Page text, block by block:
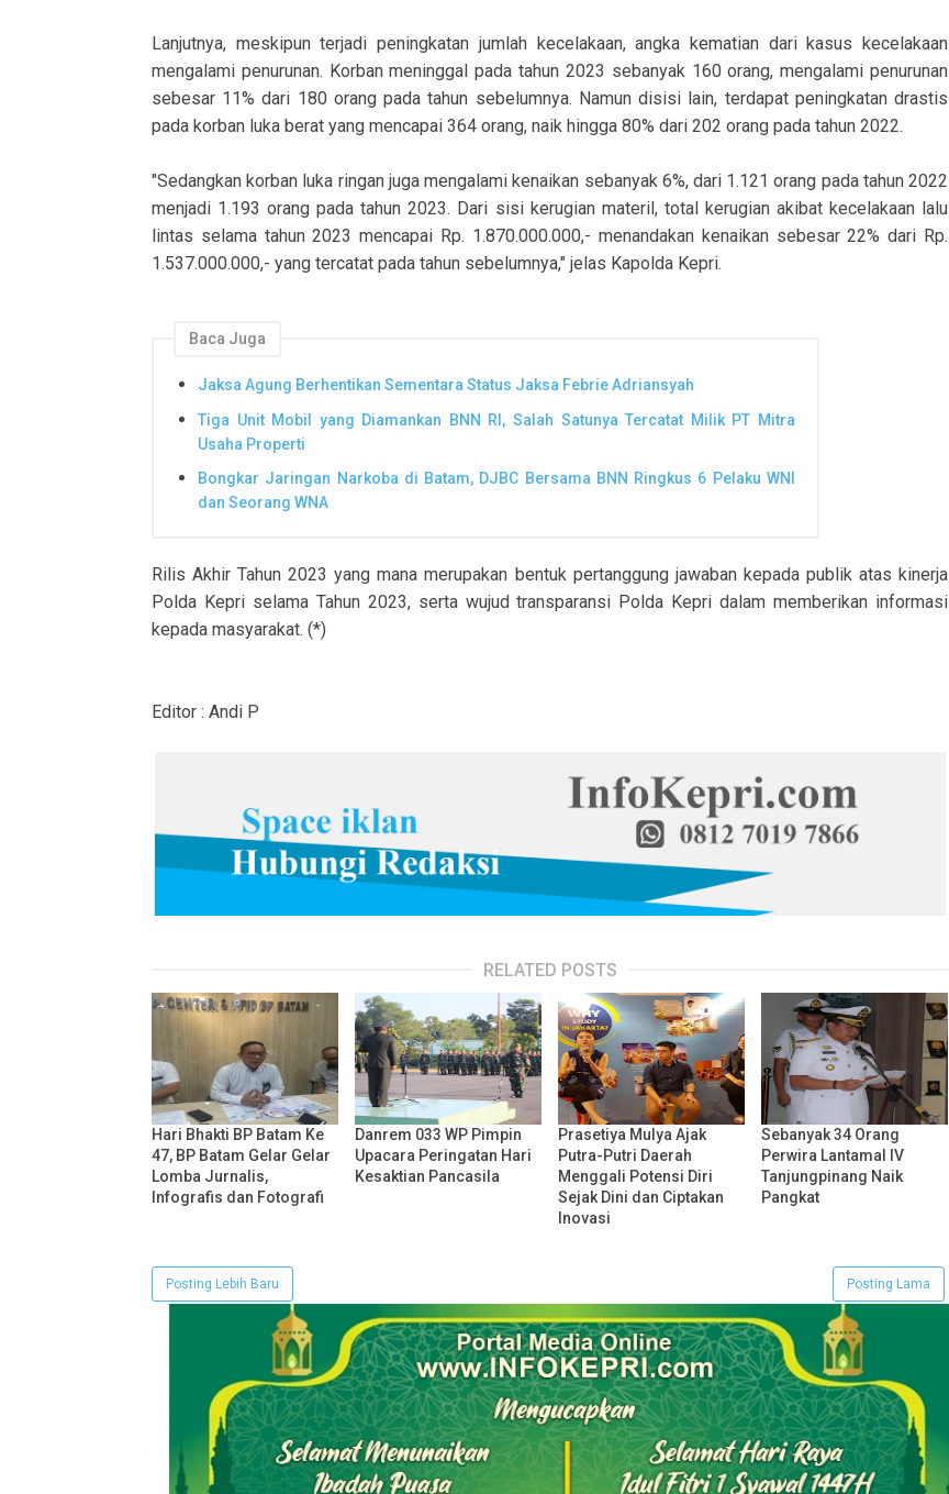
Lanjutnya, meskipun terjadi peningkatan jumlah kecelakaan, angka kematian dari kasus kecelakaan
mengalami penurunan. Korban meninggal pada tahun 2023 sebanyak 160 orang, mengalami penurunan
sebesar 11% dari 180 orang pada tahun sebelumnya. Namun disisi lain, terdapat peningkatan drastis
pada korban luka berat yang mencapai 364 orang, naik hingga 80% dari 202 orang pada tahun 2022.
"Sedangkan korban luka ringan juga mengalami kenaikan sebanyak 6%, dari 1.121 orang pada tahun 2022
menjadi 1.193 orang pada tahun 2023. Dari sisi kerugian materil, total kerugian akibat kecelakaan lalu
lintas selama tahun 2023 mencapai Rp. 1.870.000.000,- menandakan kenaikan sebesar 22% dari Rp.
1.537.000.000,- yang tercatat pada tahun sebelumnya," jelas Kapolda Kepri.
Baca Juga
Jaksa Agung Berhentikan Sementara Status Jaksa Febrie Adriansyah
Tiga Unit Mobil yang Diamankan BNN RI, Salah Satunya Tercatat Milik PT Mitra
Usaha Properti
Bongkar Jaringan Narkoba di Batam, DJBC Bersama BNN Ringkus 6 Pelaku WNI
dan Seorang WNA
Rilis Akhir Tahun 2023 yang mana merupakan bentuk pertanggung jawaban kepada publik atas kinerja
Polda Kepri selama Tahun 2023, serta wujud transparansi Polda Kepri dalam memberikan informasi
kepada masyarakat. (*)
Editor : Andi P
RELATED POSTS
Hari Bhakti BP Batam Ke
47, BP Batam Gelar Gelar
Lomba Jurnalis,
Infografis dan Fotografi
Danrem 033 WP Pimpin
Upacara Peringatan Hari
Kesaktian Pancasila
Prasetiya Mulya Ajak
Putra-Putri Daerah
Menggali Potensi Diri
Sejak Dini dan Ciptakan
Inovasi
Sebanyak 34 Orang
Perwira Lantamal IV
Tanjungpinang Naik
Pangkat
Posting Lebih Baru Posting Lama